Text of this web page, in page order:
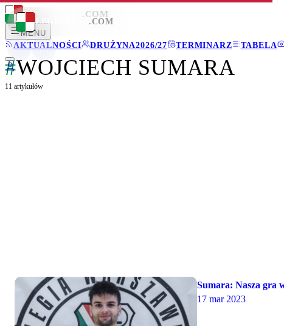
LEGIONISCI .COM
MENU
AKTUALNOŚCI
DRUŻYNA2026/27 TERMINARZ TABELA
LEGIONISCI .COM
#WOJCIECH SUMARA
11 artykułów
Sumara: Nasza gra
17 mar 2023